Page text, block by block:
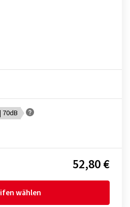
70dB
52,80 €
wählen